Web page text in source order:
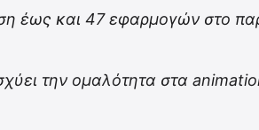
έως και 47 εφαρμογών στο
την ομαλότητα στα